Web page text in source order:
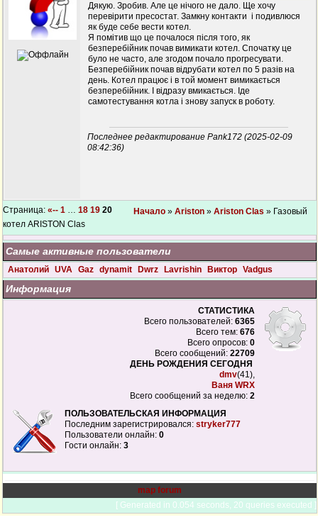
Дякую. Зробив. Але це нічого не дало. Ще хочу
перевірити пресостат. Замкну контакти і подивлюся
як буде себе вести котел.
Я помітив що це почалося після того, як
безперебійник почав вимикати котел. Спочатку це
було не часто, але згодом почало прогресувати.
Безперебійник почав відрубати котел по 5 разів на
день. Котел працює і в той момент вимикається
безперебійник. І відразу вмикається. Іде
самотестування котла і знову запуск в роботу.
Последнее редактирование Pank172 (2025-02-09
08:42:36)
Страница: «-- 1 … 18 19 20 Начало » Ariston » Ariston Clas » Газовый
котел ARISTON Clas
Самые активные пользователи
Анатолий UVA Gaz dynamit Dwrz Lavrishin Виктор Vadgus
Информация
СТАТИСТИКА
Всего пользователей: 6365
Всего тем: 676
Всего опросов: 0
Всего сообщений: 22709
ДЕНЬ РОЖДЕНИЯ СЕГОДНЯ
dmv(41),
Ваня WRX
Всего сообщений за неделю: 2
ПОЛЬЗОВАТЕЛЬСКАЯ ИНФОРМАЦИЯ
Последним зарегистрировался: stryker777
Пользователи онлайн: 0
Гости онлайн: 3
map forum
[ Generated in 0.054 seconds, 20 queries executed ]